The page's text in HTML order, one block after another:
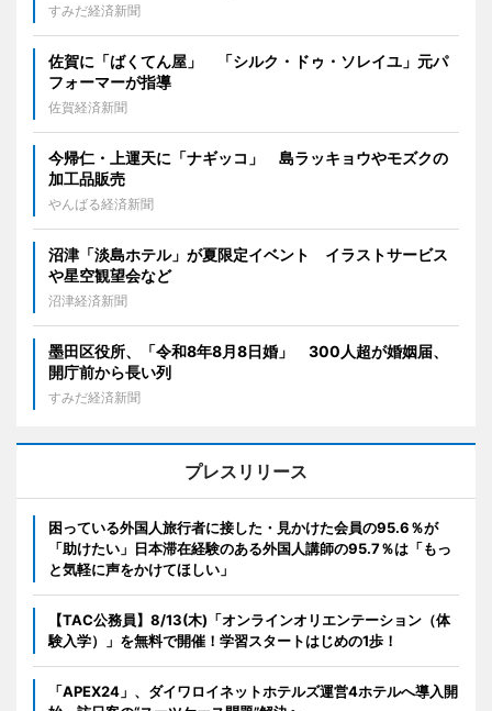
すみだ経済新聞
佐賀に「ばくてん屋」 「シルク・ドゥ・ソレイユ」元パ
フォーマーが指導
佐賀経済新聞
今帰仁・上運天に「ナギッコ」 島ラッキョウやモズクの
加工品販売
やんばる経済新聞
沼津「淡島ホテル」が夏限定イベント イラストサービス
や星空観望会など
沼津経済新聞
墨田区役所、「令和8年8月8日婚」 300人超が婚姻届、
開庁前から長い列
すみだ経済新聞
プレスリリース
困っている外国人旅行者に接した・見かけた会員の95.6％が
「助けたい」日本滞在経験のある外国人講師の95.7％は「もっ
と気軽に声をかけてほしい」
【TAC公務員】8/13(木)「オンラインオリエンテーション（体
験入学）」を無料で開催！学習スタートはじめの1歩！
「APEX24」、ダイワロイネットホテルズ運営4ホテルへ導入開